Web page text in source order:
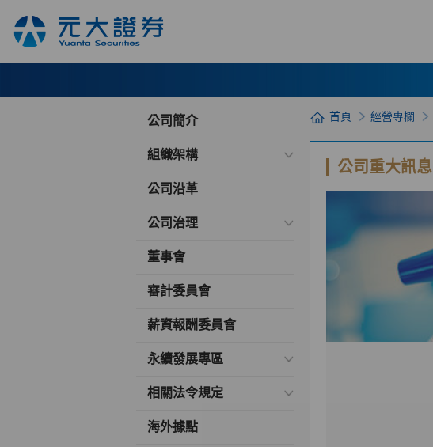
公司簡介
組織架構
公司沿革
公司治理
董事會
審計委員會
薪資報酬委員會
永續發展專區
相關法令規定
海外據點
首頁 經營專欄
公司重大訊息